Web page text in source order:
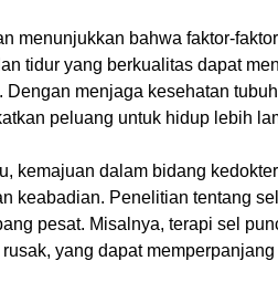
menunjukkan bahwa faktor-
tidur yang berkualitas dapat
Dengan menjaga kesehatan
peluang untuk hidup lebih
kemajuan dalam bidang
keabadian. Penelitian tentang
pesat. Misalnya, terapi sel
yang dapat